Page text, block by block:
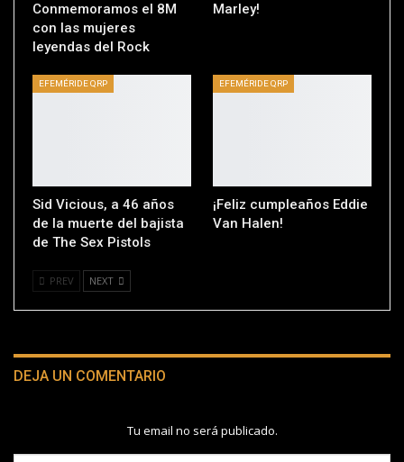
Conmemoramos el 8M
con las mujeres
leyendas del Rock
Marley!
EFEMÉRIDE QRP
Sid Vicious, a 46 años
de la muerte del bajista
de The Sex Pistols
EFEMÉRIDE QRP
¡Feliz cumpleaños Eddie
Van Halen!
PREV NEXT
DEJA UN COMENTARIO
Tu email no será publicado.